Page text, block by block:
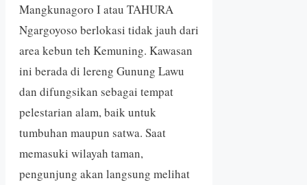
Mangkunagoro I atau TAHURA
Ngargoyoso berlokasi tidak jauh dari
area kebun teh Kemuning. Kawasan
ini berada di lereng Gunung Lawu
dan difungsikan sebagai tempat
pelestarian alam, baik untuk
tumbuhan maupun satwa. Saat
memasuki wilayah taman,
pengunjung akan langsung melihat